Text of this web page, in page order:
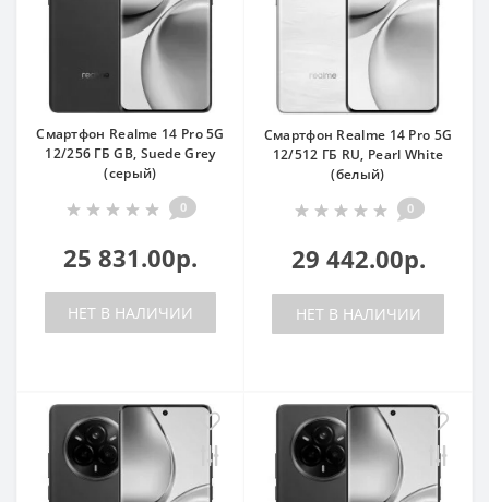
Смартфон Realme 14 Pro 5G
12/256 ГБ GB, Suede Grey
(серый)
0
25 831.00р.
НЕТ В НАЛИЧИИ
Смартфон Realme 14 Pro 5G
12/512 ГБ RU, Pearl White
(белый)
0
29 442.00р.
НЕТ В НАЛИЧИИ